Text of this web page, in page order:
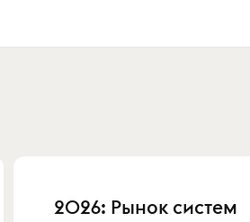
2026: Рынок систем